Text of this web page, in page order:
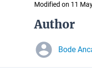
Modified on 11
Author
Bode